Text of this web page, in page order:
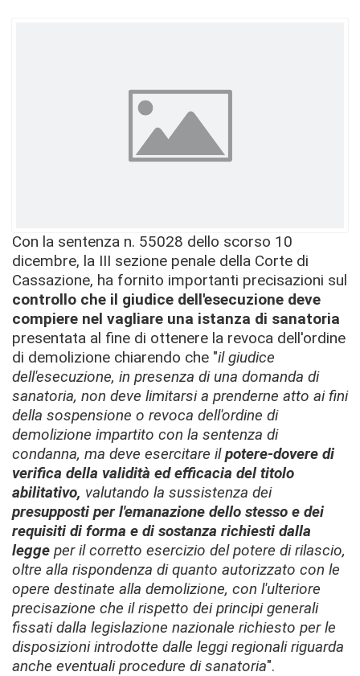
Con la sentenza n. 55028 dello scorso 10
dicembre, la III sezione penale della Corte di
Cassazione, ha fornito importanti precisazioni sul
controllo che il giudice dell'esecuzione deve
compiere nel vagliare una istanza di sanatoria
presentata al fine di ottenere la revoca dell'ordine
di demolizione chiarendo che "il giudice
dell'esecuzione, in presenza di una domanda di
sanatoria, non deve limitarsi a prenderne atto ai fini
della sospensione o revoca dell'ordine di
demolizione impartito con la sentenza di
condanna, ma deve esercitare ilpotere-dovere di
verifica della validità ed efficacia del titolo
abilitativo, valutando la sussistenza dei
presupposti per l'emanazione dello stesso e dei
requisiti di forma e di sostanza richiesti dalla
legge per il corretto esercizio del potere di rilascio,
oltre alla rispondenza di quanto autorizzato con le
opere destinate alla demolizione, con l'ulteriore
precisazione che il rispetto dei principi generali
fissati dalla legislazione nazionale richiesto per le
disposizioni introdotte dalle leggi regionali riguarda
anche eventuali procedure di sanatoria".